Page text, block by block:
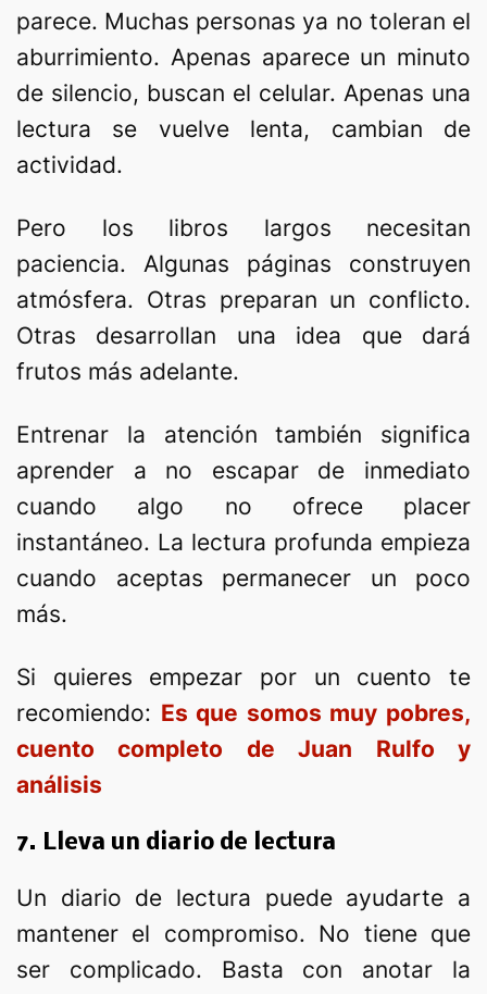
parece. Muchas personas ya no toleran el
aburrimiento. Apenas aparece un minuto
de silencio, buscan el celular. Apenas una
lectura se vuelve lenta, cambian de
actividad.
Pero los libros largos necesitan
paciencia. Algunas páginas construyen
atmósfera. Otras preparan un conflicto.
Otras desarrollan una idea que dará
frutos más adelante.
Entrenar la atención también significa
aprender a no escapar de inmediato
cuando algo no ofrece placer
instantáneo. La lectura profunda empieza
cuando aceptas permanecer un poco
más.
Si quieres empezar por un cuento te
recomiendo: Es que somos muy pobres,
cuento completo de Juan Rulfo y
análisis
7. Lleva un diario de lectura
Un diario de lectura puede ayudarte a
mantener el compromiso. No tiene que
ser complicado. Basta con anotar la